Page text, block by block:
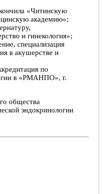
«Читинскую
академию»;
и гинекология»;
специализация
в акушерстве и
по
в «РМАНПО», г.
общества
эндокринологии